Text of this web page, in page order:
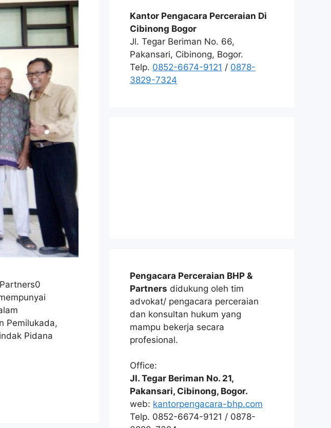
Pemilukada,
Pidana
Kantor Pengacara Perceraian Di
Cibinong Bogor
Jl. Tegar Beriman No. 66,
Pakansari, Cibinong, Bogor.
Telp. 0852-6674-9121 / 0878-
3829-7324
Pengacara Perceraian BHP &
Partners didukung oleh tim
advokat/ pengacara perceraian
dan konsultan hukum yang
mampu bekerja secara
profesional.
Office:
Jl. Tegar Beriman No. 21,
Pakansari, Cibinong, Bogor.
web: kantorpengacara-bhp.com
Telp. 0852-6674-9121 / 0878-